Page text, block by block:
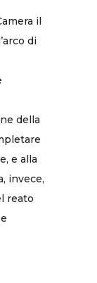
il
di
della
e alla
invece,
reato